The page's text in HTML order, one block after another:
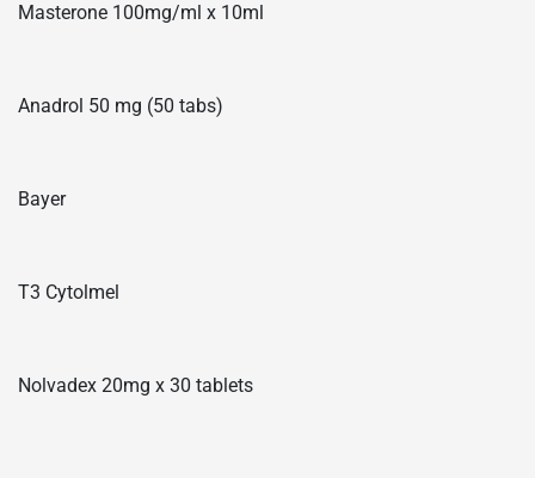
Masterone 100mg/ml x 10ml
Anadrol 50 mg (50 tabs)
Bayer
T3 Cytolmel
Nolvadex 20mg x 30 tablets